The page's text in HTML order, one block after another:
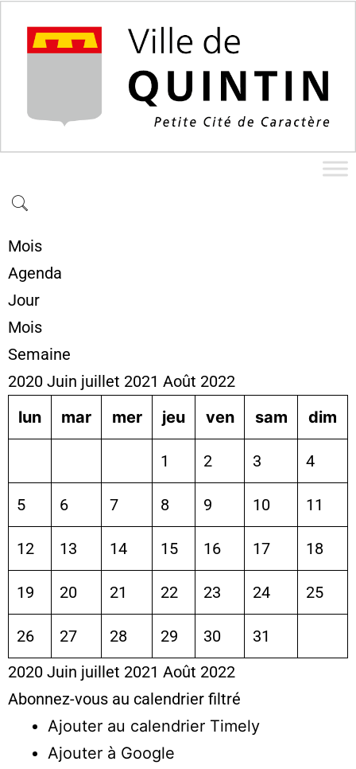
Mois
Agenda
Jour
Mois
Semaine
2020 Juin juillet 2021 Août 2022
lun
mar mer jeu ven sam dim
1 2 3 4
5 6 7 8 9 10 11
12 13 14 15 16 17 18
19 20 21 22 23 24 25
26 27 28 29 30
31
2020 Juin juillet 2021 Août 2022
Abonnez-vous au calendrier filtré
Ajouter au calendrier Timely
Ajouter à Google